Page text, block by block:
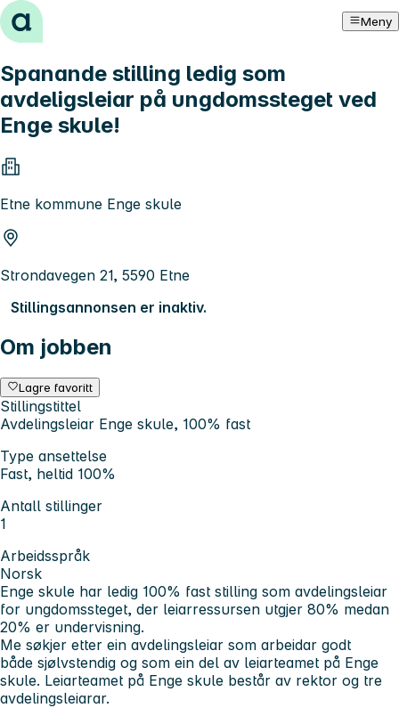
Hopp til innhold Meny
Spanande stilling ledig som
avdeligsleiar på ungdomssteget ved
Enge skule!
Etne kommune Enge skule
Strondavegen 21, 5590 Etne
Stillingsannonsen er inaktiv.
Om jobben
Lagre favoritt
Stillingstittel
Avdelingsleiar Enge skule, 100% fast
Type ansettelse
Fast, heltid 100%
Antall stillinger
1
Arbeidsspråk
Norsk
Enge skule har ledig 100% fast stilling som avdelingsleiar
for ungdomssteget, der leiarressursen utgjer 80% medan
20% er undervisning.
Me søkjer etter ein avdelingsleiar som arbeidar godt
både sjølvstendig og som ein del av leiarteamet på Enge
skule. Leiarteamet på Enge skule består av rektor og tre
avdelingsleiarar.